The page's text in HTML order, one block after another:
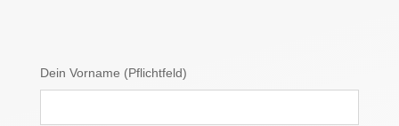
Dein Vorname (Pflichtfeld)